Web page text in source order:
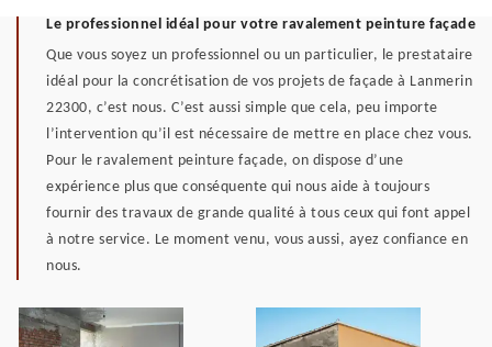
Le professionnel idéal pour votre ravalement peinture façade
Que vous soyez un professionnel ou un particulier, le prestataire
idéal pour la concrétisation de vos projets de façade à Lanmerin
22300, c’est nous. C’est aussi simple que cela, peu importe
l’intervention qu’il est nécessaire de mettre en place chez vous.
Pour le ravalement peinture façade, on dispose d’une
expérience plus que conséquente qui nous aide à toujours
fournir des travaux de grande qualité à tous ceux qui font appel
à notre service. Le moment venu, vous aussi, ayez confiance en
nous.